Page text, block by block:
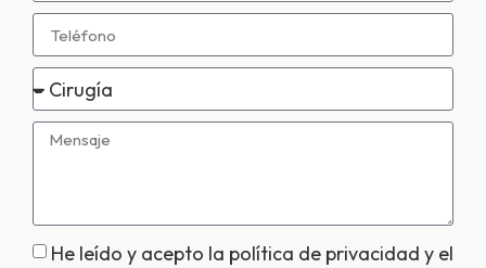
He leído y acepto la política de privacidad y el